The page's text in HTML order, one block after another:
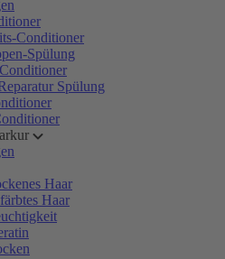
Conditioner
Spülung
Spülung
Haar
Haar